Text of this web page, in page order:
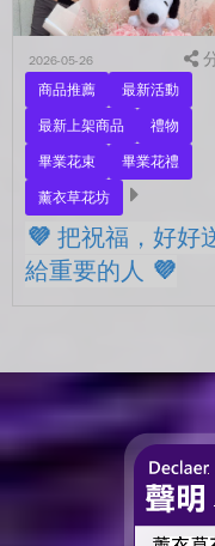
2026-05-26
商品推薦
最新活動
最新上架商品
禮物
畢業花束
畢業花禮
薰衣草花坊
💜 把祝福，好好
給重要的人 💜
很多，準備往下一段生活前
進的人。 那些一起走過的
時間、一起熬過的日常，
了這個...